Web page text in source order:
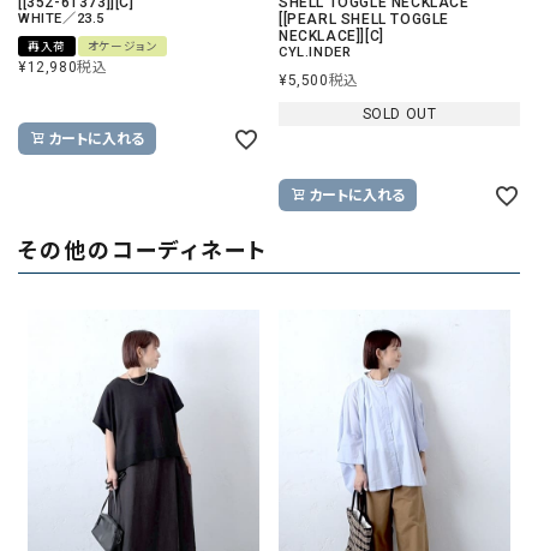
WHITE／23.5
再入荷 オケージョン
¥12,980税込
カートに入れる
[[PEARL SHELL TOGGLE
NECKLACE]][C]
CYL.INDER
¥5,500税込
SOLD OUT
カートに入れる
その他のコーディネート